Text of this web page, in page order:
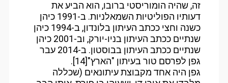
זה, שהיה הומוריסטי ברובו, הוא הביע את
דעותיו הפוליטיות השמאלניות. ב-1991 כיהן
כשנה וחצי ככתב העיתון בלונדון, ב-1994 כיהן
שנתיים ככתב העיתון בניו-יורק, וב-2001 כיהן
שנתיים ככתב העיתון בבוסטון. ב-2014 עבר
גפן לפרסם טור בעיתון "הארץ"[14].
גפן היה אחד מקבוצת עיתונאים (שכללה